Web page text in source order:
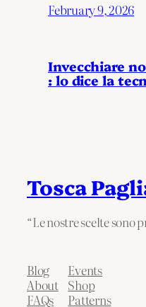
February 9, 2026
Invecchiare
: lo dice la
Tosca
“Le nostre scelte sono
Blog
About
FAQs
Events
Shop
Patterns